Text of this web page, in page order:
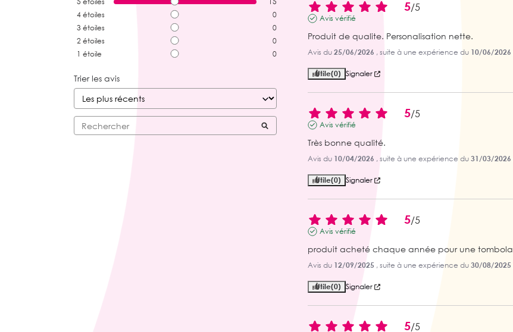
4 étoiles
0
3 étoiles
0
2 étoiles
0
1 étoile 0
Trier les avis
5/5
Avis vérifié
Produit de qualite. Personalisation nette.
Avis du 25/06/2026 , suite à une expérience du 10/06/2026
Utile(0) Signaler
5/5
Avis vérifié
Très bonne qualité.
Avis du 10/04/2026 , suite à une expérience du 31/03/2026
Utile(0) Signaler
5/5
Avis vérifié
produit acheté chaque année pour une tombola
Avis du 12/09/2025 , suite à une expérience du 30/08/2025
Utile(0) Signaler
5/5